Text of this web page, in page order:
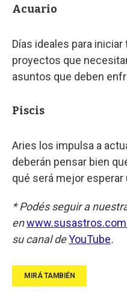
Acuario
Días ideales para
proyectos que
asuntos que deben
Piscis
Aries los impulsa a
deberán pensar bien
qué será mejor esperar
* Podés seguir a
enwww.susastros.com
su canal deYouTube.